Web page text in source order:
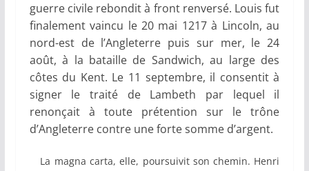
guerre civile rebondit à front renversé. Louis fut
finalement vaincu le 20 mai 1217 à Lincoln, au
nord-est de l’Angleterre puis sur mer, le 24
août, à la bataille de Sandwich, au large des
côtes du Kent. Le 11 septembre, il consentit à
signer le traité de Lambeth par lequel il
renonçait à toute prétention sur le trône
d’Angleterre contre une forte somme d’argent.
La magna carta, elle, poursuivit son chemin. Henri